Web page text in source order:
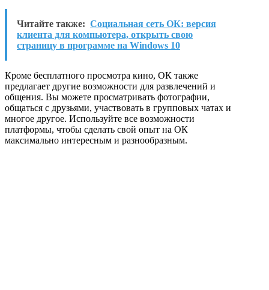
Читайте также: Социальная сеть ОК: версия
клиента для компьютера, открыть свою
страницу в программе на Windows 10
Кроме бесплатного просмотра кино, ОК также
предлагает другие возможности для развлечений и
общения. Вы можете просматривать фотографии,
общаться с друзьями, участвовать в групповых чатах и
многое другое. Используйте все возможности
платформы, чтобы сделать свой опыт на ОК
максимально интересным и разнообразным.